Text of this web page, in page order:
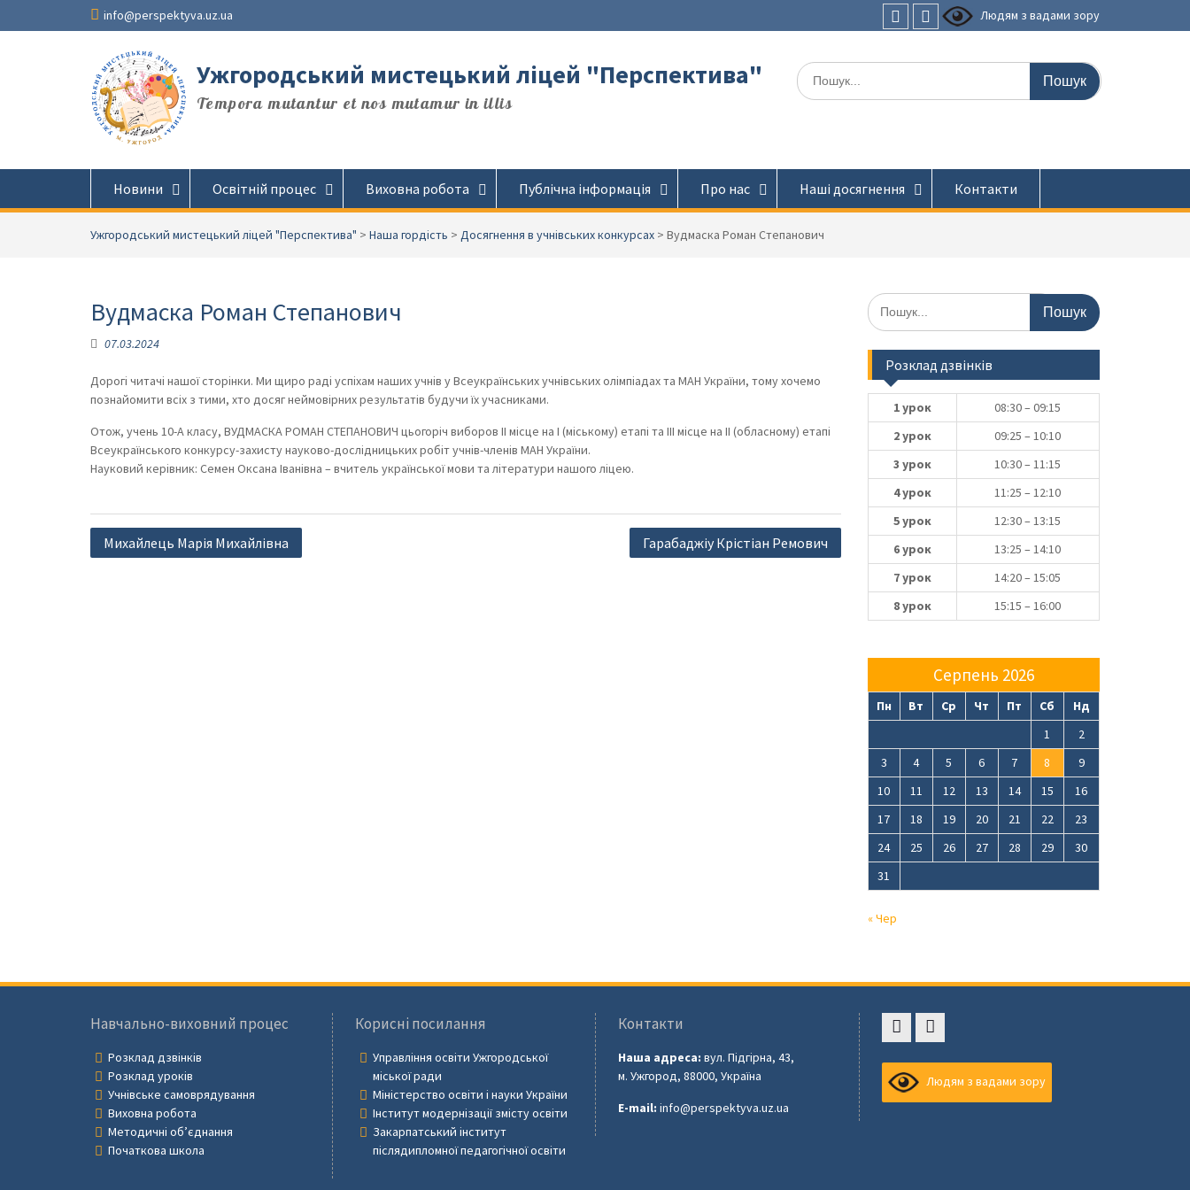
info@perspektyva.uz.ua
Людям з вадами зору
Ужгородський мистецький ліцей "Перспектива"
Tempora mutantur et nos mutamur in illis
Шукати:
Новини Освітній процес Виховна робота Публічна інформація Про нас Наші досягнення Контакти
Ужгородський мистецький ліцей "Перспектива" > Наша гордість > Досягнення в учнівських конкурсах > Вудмаска Роман Степанович
Вудмаска Роман Степанович
07.03.2024
Дорогі читачі нашої сторінки. Ми щиро раді успіхам наших учнів у Всеукраїнських учнівських олімпіадах та МАН України, тому хочемо
познайомити всіх з тими, хто досяг неймовірних результатів будучи їх учасниками.
Отож, учень 10-А класу, ВУДМАСКА РОМАН СТЕПАНОВИЧ цьогоріч виборов ІІ місце на І (міському) етапі та ІІІ місце на ІІ (обласному) етапі
Всеукраїнського конкурсу-захисту науково-дослідницьких робіт учнів-членів МАН України.
Науковий керівник: Семен Оксана Іванівна – вчитель української мови та літератури нашого ліцею.
Навігація
Михайлець Марія Михайлівна Гарабаджіу Крістіан Ремович
Шукати:
Розклад дзвінків
1 урок
08:30 – 09:15
2 урок
09:25 – 10:10
3 урок
10:30 – 11:15
4 урок
11:25 – 12:10
5 урок
12:30 – 13:15
6 урок
13:25 – 14:10
7 урок
14:20 – 15:05
8 урок
15:15 – 16:00
Серпень 2026
Пн Вт Ср Чт Пт Сб
Нд
1
2
3
4 5 6 7 8
9
10
11 12 13 14 15
16
17
18 19 20 21 22
23
24
25 26 27 28 29
30
31
« Чер
Навчально-виховний процес
Розклад дзвінків
Розклад уроків
Учнівське самоврядування
Виховна робота
Методичні об’єднання
Початкова школа
Корисні посилання
Управління освіти Ужгородської
міської ради
Міністерство освіти і науки України
Інститут модернізації змісту освіти
Закарпатський інститут
післядипломної педагогічної освіти
Контакти
Наша адреса: вул. Підгірна, 43,
м. Ужгород, 88000, Україна
E-mail: info@perspektyva.uz.ua
Людям з вадами зору